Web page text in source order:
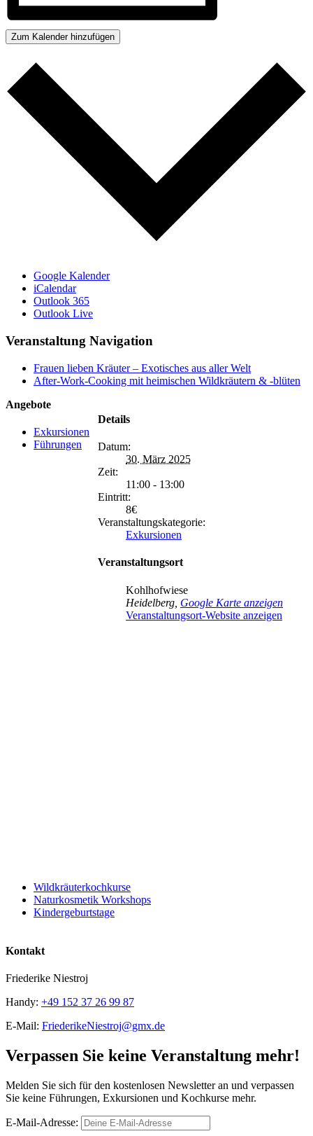
Zum Kalender hinzufügen
Google Kalender
iCalendar
Outlook 365
Outlook Live
Veranstaltung Navigation
Frauen lieben Kräuter – Exotisches aus aller Welt
After-Work-Cooking mit heimischen Wildkräutern & -blüten
Details
Datum:
30. März 2025
Zeit:
11:00 - 13:00
Eintritt:
8€
Veranstaltungskategorie:
Exkursionen
Veranstaltungsort
Kohlhofwiese
Heidelberg Google Karte anzeigen
Veranstaltungsort-Website anzeigen
Angebote
Exkursionen
Führungen
Wildkräuterkochkurse
Naturkosmetik Workshops
Kindergeburtstage
Kontakt
Friederike Niestroj
Handy: +49 152 37 26 99 87
E-Mail: FriederikeNiestroj@gmx.de
Verpassen Sie keine Veranstaltung mehr!
Melden Sie sich für den kostenlosen Newsletter an und verpassen
Sie keine Führungen, Exkursionen und Kochkurse mehr.
E-Mail-Adresse: